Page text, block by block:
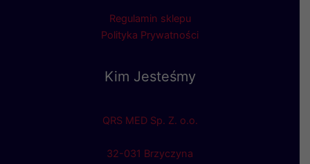
Regulamin sklepu
Polityka Prywatności
Kim Jesteśmy
QRS MED Sp. Z. o.o.
32-031 Brzyczyna